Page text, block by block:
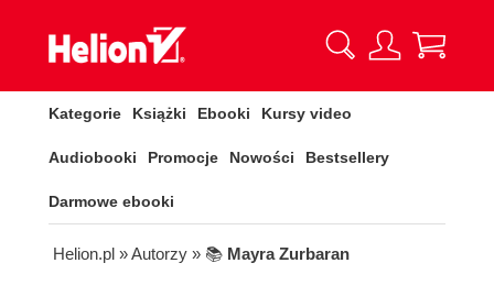
Kategorie Książki Ebooki Kursy video
Audiobooki Promocje Nowości Bestsellery
Darmowe ebooki
Helion.pl » Autorzy » 📚 Mayra Zurbaran